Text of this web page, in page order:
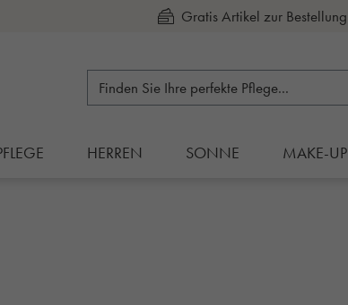
Kauf auf Rechnung
HERREN SONNE MAKE-UP